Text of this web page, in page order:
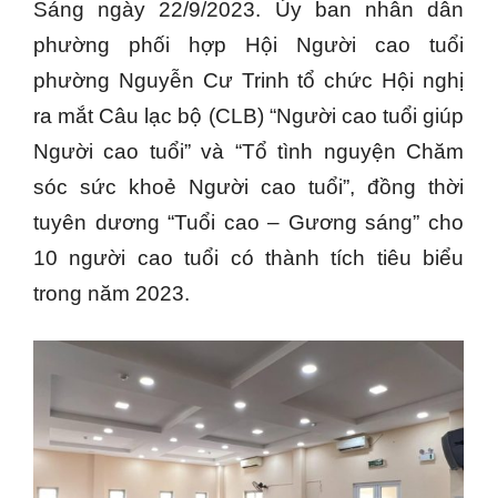
Sáng ngày 22/9/2023. Ủy ban nhân dân
phường phối hợp Hội Người cao tuổi
phường Nguyễn Cư Trinh tổ chức Hội nghị
ra mắt Câu lạc bộ (CLB) “Người cao tuổi giúp
Người cao tuổi” và “Tổ tình nguyện Chăm
sóc sức khoẻ Người cao tuổi”, đồng thời
tuyên dương “Tuổi cao – Gương sáng” cho
10 người cao tuổi có thành tích tiêu biểu
trong năm 2023.